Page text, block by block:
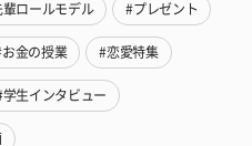
輩ロールモデル #プレゼント
お金の授業 #恋愛特集
学生インタビュー